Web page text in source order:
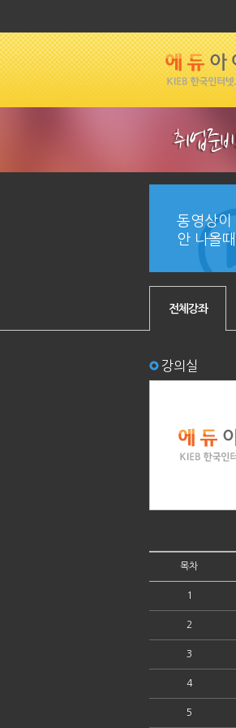
동영상이
안 나올때
전체강좌
강의실
목차
1
2
3
4
5